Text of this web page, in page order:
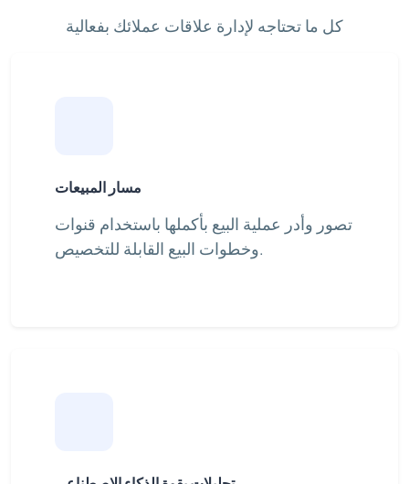
كل ما تحتاجه لإدارة علاقات عملائك بفعالية
مسار المبيعات
تصور وأدر عملية البيع بأكملها باستخدام قنوات
وخطوات البيع القابلة للتخصيص.